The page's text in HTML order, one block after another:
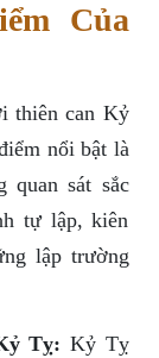
Của
thiên can Kỷ
nổi bật là
quan sát sắc
tự lập, kiên
lập trường
Tỵ: Kỷ Tỵ